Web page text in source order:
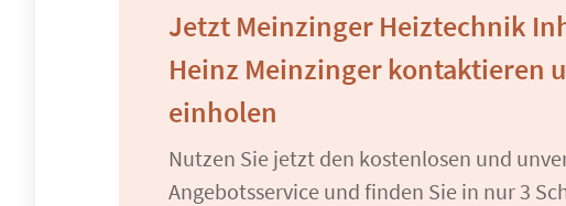
Jetzt Meinzinger Heiztechnik
Heinz Meinzinger kontaktieren
einholen
Nutzen Sie jetzt den kostenlosen und
Angebotsservice und finden Sie in nur 3